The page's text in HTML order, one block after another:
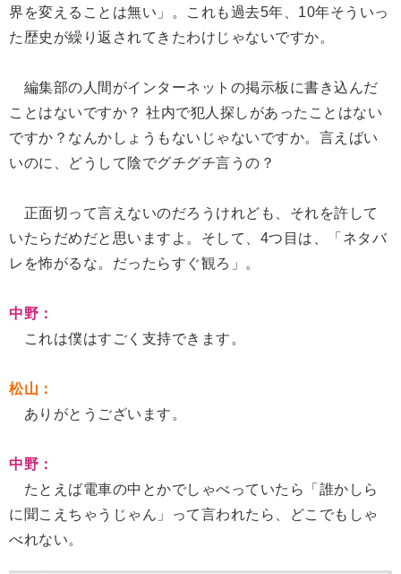
界を変えることは無い」。これも過去5年、10年そういっ
た歴史が繰り返されてきたわけじゃないですか。
編集部の人間がインターネットの掲示板に書き込んだ
ことはないですか？ 社内で犯人探しがあったことはない
ですか？なんかしょうもないじゃないですか。言えばい
いのに、どうして陰でグチグチ言うの？
正面切って言えないのだろうけれども、それを許して
いたらだめだと思いますよ。そして、4つ目は、「ネタバ
レを怖がるな。だったらすぐ観ろ」。
中野：
これは僕はすごく支持できます。
松山：
ありがとうございます。
中野：
たとえば電車の中とかでしゃべっていたら「誰かしら
に聞こえちゃうじゃん」って言われたら、どこでもしゃ
べれない。